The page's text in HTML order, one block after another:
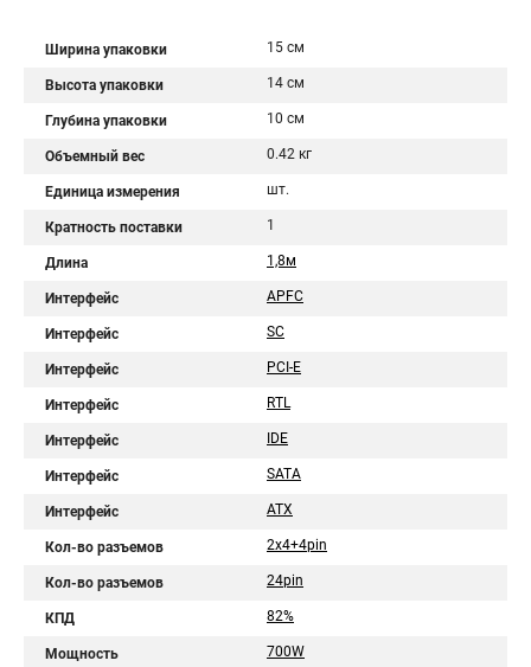
Ширина упаковки 15 см
Высота упаковки 14 см
Глубина упаковки 10 см
Объемный вес 0.42 кг
Единица измерения шт.
Кратность поставки 1
Длина 1,8м
Интерфейс APFC
Интерфейс SC
Интерфейс PCI-E
Интерфейс RTL
Интерфейс IDE
Интерфейс SATA
Интерфейс ATX
Кол-во разъемов 2x4+4pin
Кол-во разъемов 24pin
КПД 82%
Мощность 700W